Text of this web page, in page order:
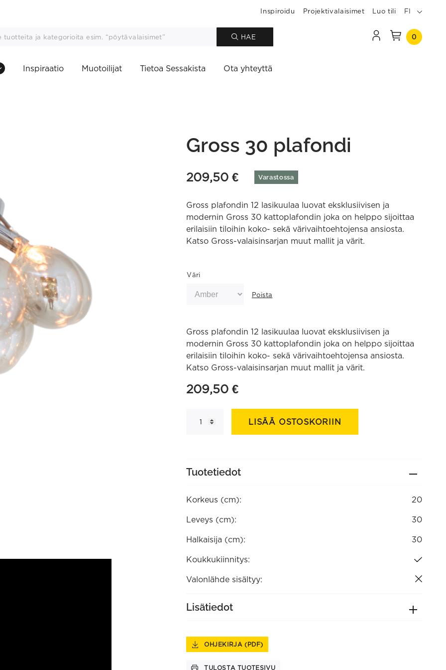
Inspiroidu Projektivalaisimet Luo tili FI
HAE 0
Inspiraatio Muotoilijat Tietoa Sessakista Ota yhteyttä
Gross 30 plafondi
209,50 € Varastossa
Gross plafondin 12 lasikuulaa luovat eksklusiivisen ja
modernin Gross 30 kattoplafondin joka on helppo sijoittaa
erilaisiin tiloihin koko- sekä värivaihtoehtojensa ansiosta.
Katso Gross-valaisinsarjan muut mallit ja värit.
Väri
Poista
Gross plafondin 12 lasikuulaa luovat eksklusiivisen ja
modernin Gross 30 kattoplafondin joka on helppo sijoittaa
erilaisiin tiloihin koko- sekä värivaihtoehtojensa ansiosta.
Katso Gross-valaisinsarjan muut mallit ja värit.
209,50 €
LISÄÄ OSTOSKORIIN
Tuotetiedot
Korkeus (cm): 20
Leveys (cm): 30
Halkaisija (cm): 30
Koukkukiinnitys:
Valonlähde sisältyy:
Lisätiedot
OHJEKIRJA (PDF)
TULOSTA TUOTESIVU